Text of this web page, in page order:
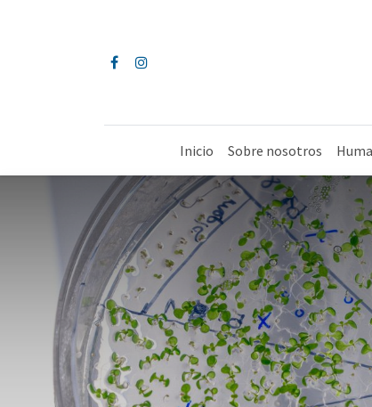
Inicio Sobre nosotros